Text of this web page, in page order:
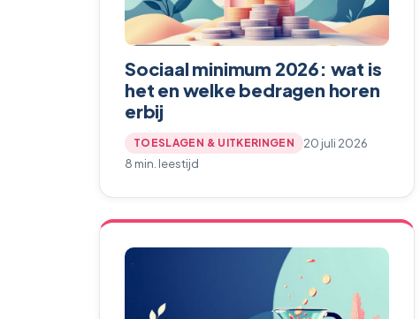
Sociaal minimum 2026: wat is
het en welke bedragen horen
erbij
TOESLAGEN & UITKERINGEN
20 juli 2026
8 min. leestijd